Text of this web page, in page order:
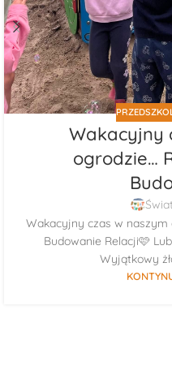
Wakacyjny
ogrodzie…
Wakacyjny czas w naszym
Budowanie Relacji🩷
Wyjątkowy